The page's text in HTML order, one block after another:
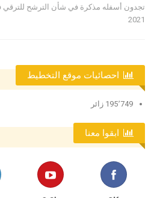
تجدون أسفله مذكرة في شأن الترشح للترقي
2021
احصائيات موقع التخطيط
195٬749 زائر
ابقوا معنا